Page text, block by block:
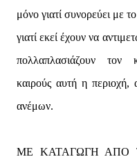
μόνο γιατί συνορεύει με
γιατί εκεί έχουν να
πολλαπλασιάζουν τον
καιρούς αυτή η
ανέμων.
ΜΕ ΚΑΤΑΓΩΓΗ ΑΠΟ